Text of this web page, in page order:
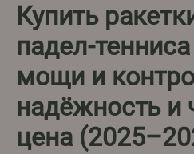
Купить
падел-
мощи и
надёжность и
цена